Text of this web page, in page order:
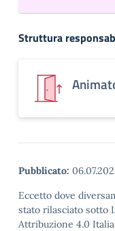
Struttura
Pubblicato:
Eccetto dove
stato rilasciato sotto
Attribuzione 4.0